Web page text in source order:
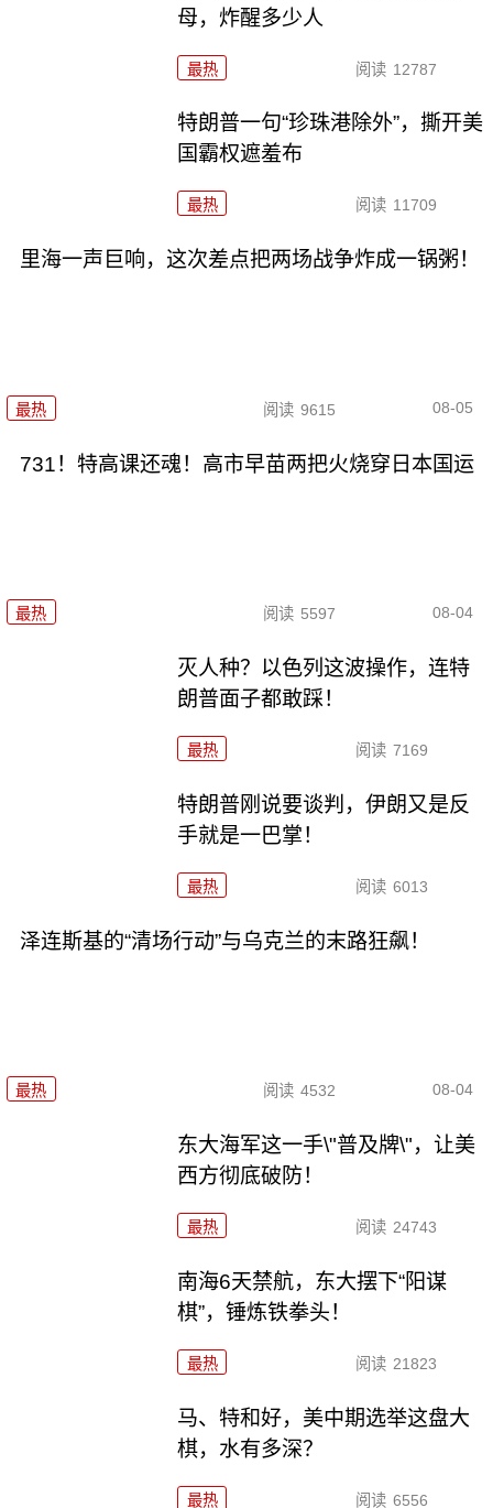
母，炸醒多少人
最热 阅读 12787
特朗普一句“珍珠港除外”，撕开美
国霸权遮羞布
最热 阅读 11709
里海一声巨响，这次差点把两场战争炸成一锅粥！
最热 阅读 9615 08-05
731！特高课还魂！高市早苗两把火烧穿日本国运
最热 阅读 5597 08-04
灭人种？以色列这波操作，连特
朗普面子都敢踩！
最热 阅读 7169
特朗普刚说要谈判，伊朗又是反
手就是一巴掌！
最热 阅读 6013
泽连斯基的“清场行动”与乌克兰的末路狂飙！
最热 阅读 4532 08-04
东大海军这一手\"普及牌\"，让美
西方彻底破防！
最热 阅读 24743
南海6天禁航，东大摆下“阳谋
棋”，锤炼铁拳头！
最热 阅读 21823
马、特和好，美中期选举这盘大
棋，水有多深？
最热 阅读 6556